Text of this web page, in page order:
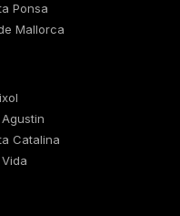
Ponsa
Mallorca
Catalina